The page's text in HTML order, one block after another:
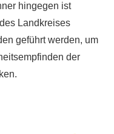
hingegen ist
Landkreises
geführt werden, um
der